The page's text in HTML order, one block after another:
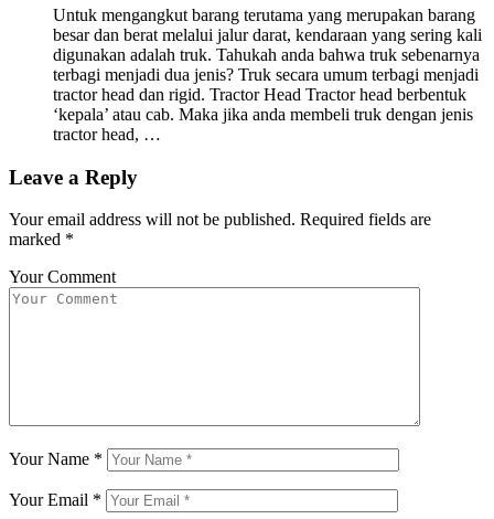
Untuk mengangkut barang terutama yang merupakan barang
besar dan berat melalui jalur darat, kendaraan yang sering kali
digunakan adalah truk. Tahukah anda bahwa truk sebenarnya
terbagi menjadi dua jenis? Truk secara umum terbagi menjadi
tractor head dan rigid. Tractor Head Tractor head berbentuk
‘kepala’ atau cab. Maka jika anda membeli truk dengan jenis
tractor head, …
Leave a Reply
Your email address will not be published. Required fields are
marked *
Your Comment
Your Name *
Your Email *